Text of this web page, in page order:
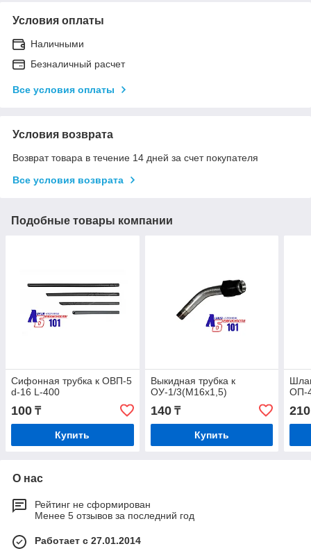
Условия оплаты
Наличными
Безналичный расчет
Все условия оплаты
Условия возврата
Возврат товара в течение 14 дней за счет покупателя
Все условия возврата
Подобные товары компании
Сифонная трубка к ОВП-5
d-16 L-400
100 ₸
Купить
Выкидная трубка к
ОУ-1/3(М16х1,5)
140₸
Купить
ОП-
210
О нас
Рейтинг не сформирован
Менее 5 отзывов за последний год
Работает с 27.01.2014